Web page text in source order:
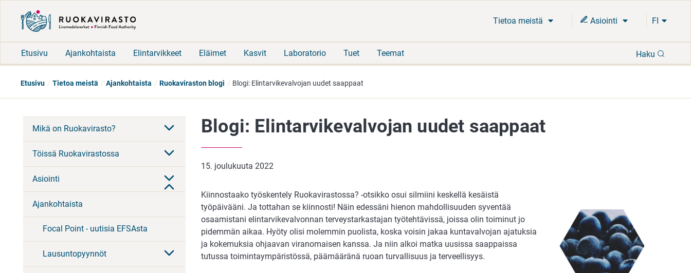
Tietoa meistä Asiointi FI
Etusivu Ajankohtaista Elintarvikkeet Eläimet Kasvit Laboratorio Tuet Teemat Haku
Etusivu Tietoa meistä Ajankohtaista Ruokaviraston blogi Blogi: Elintarvikevalvojan uudet saappaat
Mikä on Ruokavirasto?
Töissä Ruokavirastossa
Asiointi
Ajankohtaista
Focal Point - uutisia EFSAsta
Lausuntopyynnöt
Blogi: Elintarvikevalvojan uudet saappaat
15. joulukuuta 2022
Kiinnostaako työskentely Ruokavirastossa? -otsikko osui silmiini keskellä kesäistä
työpäivääni. Ja tottahan se kiinnosti! Näin edessäni hienon mahdollisuuden syventää
osaamistani elintarvikevalvonnan terveystarkastajan työtehtävissä, joissa olin toiminut jo
pidemmän aikaa. Hyöty olisi molemmin puolista, koska voisin jakaa kuntavalvojan ajatuksia
ja kokemuksia ohjaavan viranomaisen kanssa. Ja niin alkoi matka uusissa saappaissa
tutussa toimintaympäristössä, päämääränä ruoan turvallisuus ja terveellisyys.